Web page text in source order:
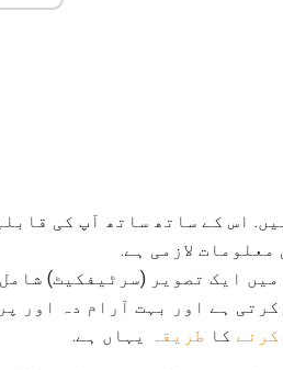
اس کے ساتھ ساتھ آپ کی
لازمی ہے.
ایک تصویر (سرٹیفکیٹ)
ہے اور بہت آرام دہ اور
کرنے کا طریقہ یہاں ہے.